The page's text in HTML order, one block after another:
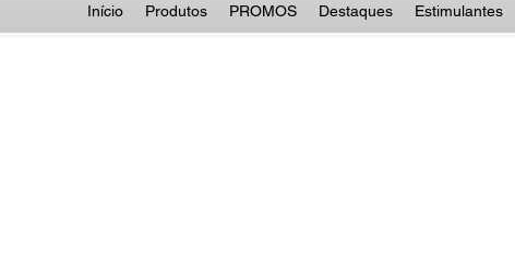
Início Produtos PROMOS Destaques Estimulantes